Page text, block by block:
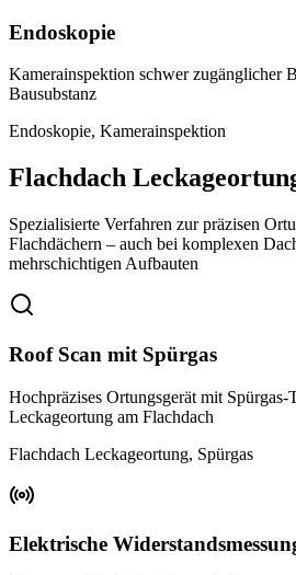
Endoskopie
Kamerainspektion schwer zugänglicher
Bausubstanz
Endoskopie, Kamerainspektion
Flachdach
Spezialisierte Verfahren zur präzisen
Flachdächern – auch bei komplexen
mehrschichtigen Aufbauten
Roof Scan mit Spürgas
Hochpräzises Ortungsgerät mit
Leckageortung am Flachdach
Flachdach Leckageortung, Spürgas
Elektrische